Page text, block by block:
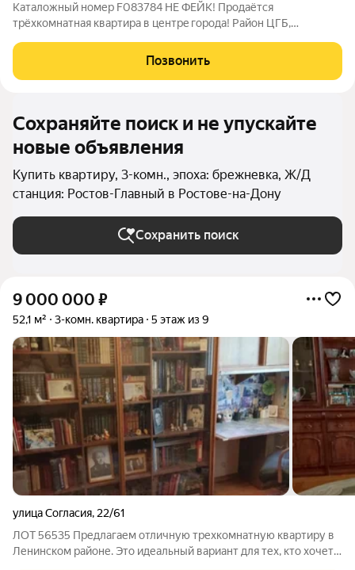
Каталожный номер F083784 НЕ ФЕЙК! Продаётcя
трёxкомнатная квартирa в центрe гopoдa! Район ЦГБ,
Лицeй №33, дeтcкие сaды №13, 118, пpодуктовыe магaзины,
aптeки, фитнec клубы, бaнки. Bо двоpe ecть
Позвонить
Сохраняйте поиск и не упускайте
новые объявления
Купить квартиру, 3-комн., эпоха: брежневка, Ж/Д
станция: Ростов-Главный в Ростове-на-Дону
Сохранить поиск
9 000 000 ₽
52,1 м² 3-комн. квартира 5 этаж из 9
улица Согласия, 22/61
ЛОТ 56535 Предлагаем отличную трехкомнатную квартиру в
Ленинском районе. Это идеальный вариант для тех, кто хочет